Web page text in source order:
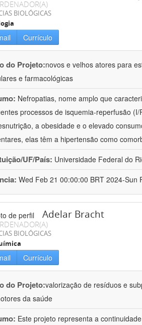
BIOLÓGICAS
Currículo
do Projeto:novos e velhos atores para
e farmacológicas
Nefropatias, nome amplo que
processos de isquemia-reperfusão
a obesidade e o elevado
elas têm a hipertensão como
UF/País: Universidade Federal do
Wed Feb 21 00:00:00 BRT 2024-Sun
Adelar Bracht
BIOLÓGICAS
Currículo
do Projeto:valorização de resíduos e
da saúde
Este projeto representa a